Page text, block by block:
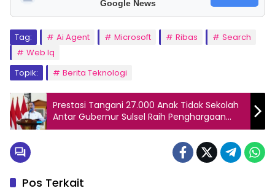
Google News
Tag: Ai Agent Microsoft Ribas
Search
Web Iq
Topik:
Berita Teknologi
Prestasi Tangani 27.000 Anak Tidak Sekolah
Antar Gubernur Sulsel Raih Penghargaan
Nasional Bersama 4 Menteri
Pos Terkait